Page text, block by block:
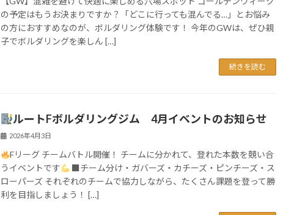
の予定はもうお決まりですか？「どこに行っても混んでる…」とお悩み
の方におすすめなのが、ボルダリング体験です！ 今年のGWは、ぜひ親
子でボルダリングを楽しん […]
続きを読む
ルートFボルダリングジム 4月イベントのお知らせ
2026年4月3日
Fリーグ チームバトル開催！ チームに分かれて、登れた本数を競い合
うイベントです
■チーム分け・ガバーズ・カチーズ・ピンチーズ・ス
ローパーズ それぞれのチームで協力しながら、たくさん課題を登って勝
利を目指しましょう！ […]